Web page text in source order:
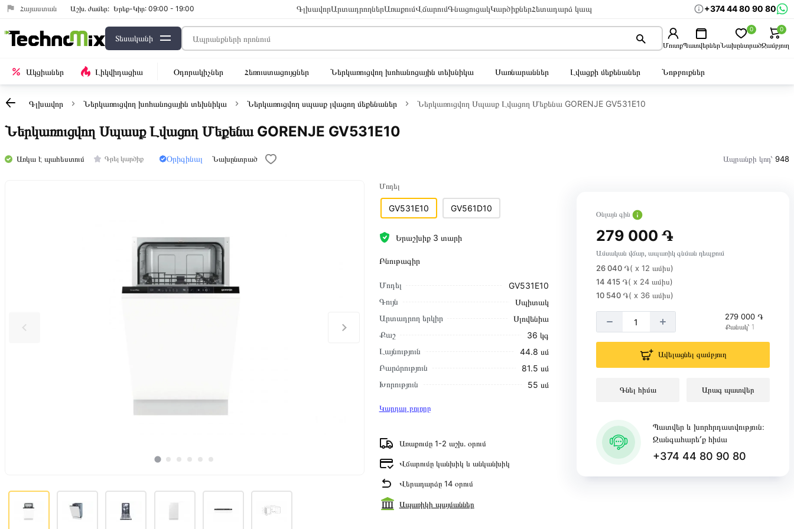
Հայաստան Աշխ․ ժամեր: Երեք-Կիր: 09:00 - 19:00 ԳլխավորԱրտադրողներԱռաքումՎճարումԳնացուցակԿարծիքներՀետադարձ կապ +374 44 80 90 80
Տեսականի
ՄուտքՊատվերներՆախընտրած
0
Զամբյուղ
0
Ակցիաներ Լիկվիդացիա Օդորակիչներ Հեռուստացույցներ Ներկառուցվող խոհանոցային տեխնիկա Սառնարաններ Լվացքի մեքենաներ Նոթբուքներ
Գլխավոր Ներկառուցվող խոհանոցային տեխնիկա Ներկառուցվող սպասք լվացող մեքենաներ Ներկառուցվող Սպասք Լվացող Մեքենա GORENJE GV531E10
Ներկառուցվող Սպասք Լվացող Մեքենա GORENJE GV531E10
Առկա է պահեստում Գրել կարծիք Օրիգինալ Նախընտրած Ապրանքի կոդ՝ 948
Մոդել
GV531E10 GV561D10
Երաշխիք 3 տարի
Բնութագիր
Մոդել
GV531E10
Գույն
Սպիտակ
Արտադրող երկիր
Սլովենիա
Քաշ
36 կգ
Լայնություն
44.8 սմ
Բարձրություն
81.5 սմ
Խորություն
55 սմ
Կարդալ բոլորը
Առաքումը 1-2 աշխ․ օրում
Վճարումը կանխիկ և անկանխիկ
Վերադարձը 14 օրում
Ապառիկի պայմաններ
Օնլայն գին
279 000 ֏
Ամսական վճար, ապառիկ գնման դեպքում
26 040 ֏( x 12 ամիս)
14 415 ֏( x 24 ամիս)
10 540 ֏( x 36 ամիս)
279 000 ֏
Քանակ՝ 1
Ավելացնել զամբյուղ
Գնել հիմա Արագ պատվեր
Պատվեր և խորհրդատվություն։
Զանգահարե՛ք հիմա
+374 44 80 90 80